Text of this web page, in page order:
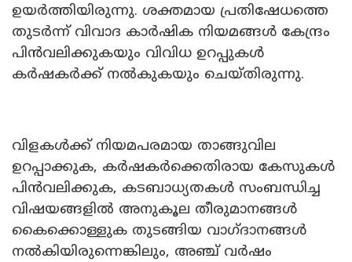
ഉയർത്തിയിരുന്നു. ശക്തമായ പ്രതിഷേധത്തെ
തുടർന്ന് വിവാദ കാർഷിക നിയമങ്ങൾ കേന്ദ്രം
പിൻവലിക്കുകയും വിവിധ ഉറപ്പുകൾ
കർഷകർക്ക് നൽകുകയും ചെയ്തിരുന്നു.
വിളകൾക്ക് നിയമപരമായ താങ്ങുവില
ഉറപ്പാക്കുക, കർഷകർക്കെതിരായ കേസുകൾ
പിൻവലിക്കുക, കടബാധ്യതകൾ സംബന്ധിച്ച
വിഷയങ്ങളിൽ അനുകൂല തീരുമാനങ്ങൾ
കൈക്കൊള്ളുക തുടങ്ങിയ വാഗ്ദാനങ്ങൾ
നൽകിയിരുന്നെങ്കിലും, അഞ്ച് വർഷം